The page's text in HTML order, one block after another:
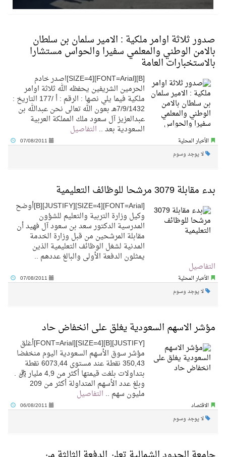
صدور ثلاثة اوامر ملكية : الامير سلمان بن سلطان
بالامن الوطني والمعلمي سفيرا والحواس مستشارا
بالاستخبارات العامة
[B][FONT=Arial][SIZE=4]اصدر خادم
الحرمين الشريفين يحفظه الله ثلاثة اوامر
ملكية فيما يلي نصها : الرقم : أ /177 التاريخ :
7/9/1432هـ بعون الله تعالى نحن عبدالله بن
عبدالعزيز آل سعود ملك المملكة العربية
السعودية بعد .. التفاصيل
الأخبار المحلية
07/08/2011
لا يوجد وسوم
بدء مقابلة 3079 مرشحا للوظائف التعليمية
[FONT=Arial][SIZE=4][JUSTIFY][B]أوضح
وكيل وزارة التربية والتعليم للشؤون
المدرسية الدكتور سعد بن سعود آل فهيد أن
مقابلة المرشحين من قبل وزارة الخدمة
المدنية لشغل الوظائف التعليمية الذين
يمثلون الدفعة الأولى والبالغ عددهم ..
التفاصيل
الأخبار المحلية
07/08/2011
لا يوجد وسوم
مؤشر الاسهم السعودية يغلق على انخفاض حاد
[JUSTIFY][B][SIZE=4][FONT=Arial]أغلق
مؤشر سوق الأسهم السعودية اليوم منخفضا
350,43 نقطة عند مستوى 6073,44 نقطة
بتداولات بلغت قيمتها أكثر من 4,9 مليار ريال .
وبلغ عدد الأسهم المتداولة أكثر من 209
مليون سهم .. التفاصيل
الاقتصاد
06/08/2011
لا يوجد وسوم